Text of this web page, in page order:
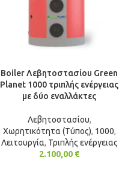
Boiler Λεβητοστασίου Green
Planet 1000 τριπλής ενέργειας
με δύο εναλλάκτες
Λεβητοστασίου,
Χωρητικότητα (Τύπος), 1000,
Λειτουργία, Τριπλής ενέργειας
2.100,00 €